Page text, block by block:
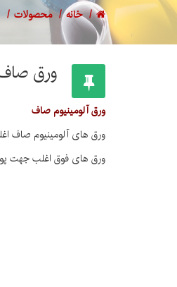
خانه محصولات
ورق
ورق آلومینیوم صاف
ورق های آلومینیوم صاف اغلب به صورت کویل های 1000 تا 2000 متری و با عرض 1 متر و یا به
ورق های فوق اغلب جهت